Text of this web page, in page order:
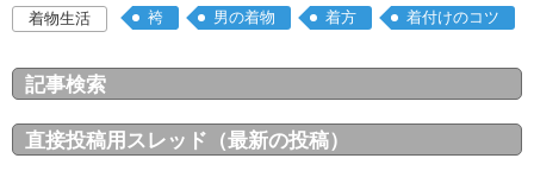
着物生活 袴 男の着物 着方 着付けのコツ
記事検索
直接投稿用スレッド（最新の投稿）